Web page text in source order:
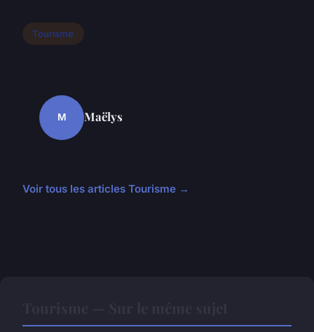
Tourisme
M Maëlys
Voir tous les articles Tourisme →